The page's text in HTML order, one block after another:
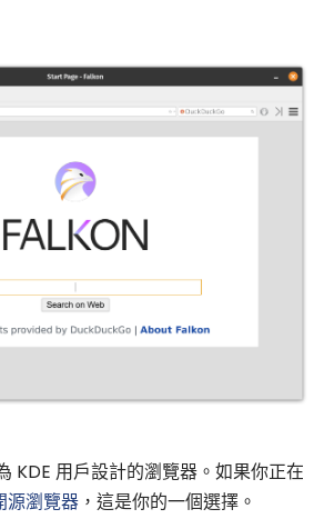
KDE 用戶設計的瀏覽器。如果你正在
源瀏覽器 ，這是你的一個選擇。